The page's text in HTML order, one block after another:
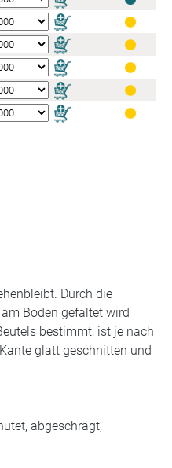
Durch die
Boden gefaltet wird
bestimmt, ist je nach
glatt geschnitten und
abgeschrägt,